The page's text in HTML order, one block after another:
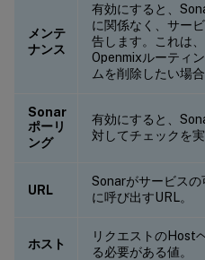
メンテ
ナンス
有効にすると、
に関係なく、サー
告します。これは
Openmixルーティ
ムを削除したい場
Sonar
ポーリ
ング
有効にすると、
対してチェックを実
URL
Sonarがサービス
に呼び出すURL。
ホスト
リクエストのHost
る必要がある値。